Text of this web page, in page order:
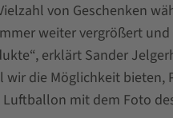
von Geschenken
weiter vergrößert
erklärt Sander
die Möglichkeit
mit dem Foto